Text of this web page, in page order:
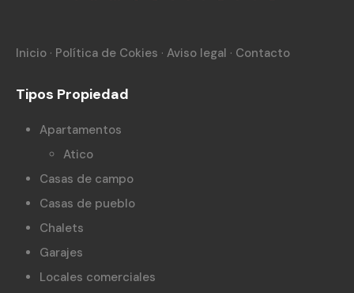
Inicio · Política de Cokies · Aviso legal · Contacto
Tipos Propiedad
Apartamentos
Atico
Casas de campo
Casas de pueblo
Chalets
Garajes
Locales comerciales